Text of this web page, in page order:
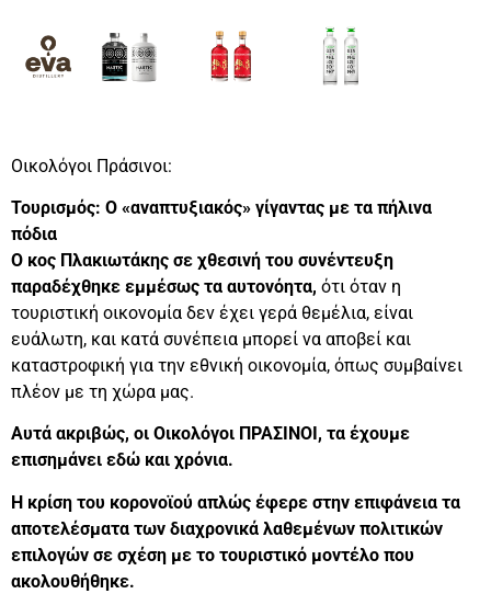
Οικολόγοι Πράσινοι:
Τουρισμός: Ο «αναπτυξιακός» γίγαντας με τα πήλινα
πόδια
Ο κος Πλακιωτάκης σε χθεσινή του συνέντευξη
παραδέχθηκε εμμέσως τα αυτονόητα, ότι όταν η
τουριστική οικονομία δεν έχει γερά θεμέλια, είναι
ευάλωτη, και κατά συνέπεια μπορεί να αποβεί και
καταστροφική για την εθνική οικονομία, όπως συμβαίνει
πλέον με τη χώρα μας.
Αυτά ακριβώς, οι Οικολόγοι ΠΡΑΣΙΝΟΙ, τα έχουμε
επισημάνει εδώ και χρόνια.
Η κρίση του κορονοϊού απλώς έφερε στην επιφάνεια τα
αποτελέσματα των διαχρονικά λαθεμένων πολιτικών
επιλογών σε σχέση με το τουριστικό μοντέλο που
ακολουθήθηκε.